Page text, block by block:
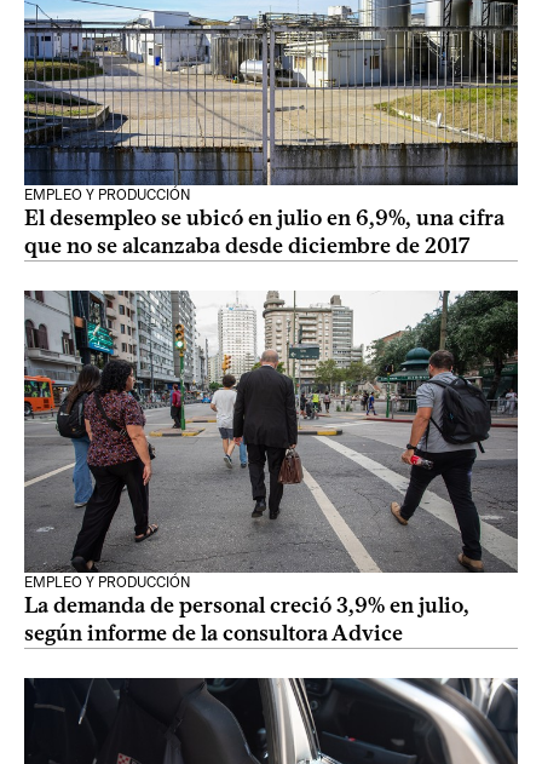
EMPLEO Y PRODUCCIÓN
El desempleo se ubicó en julio en 6,9%, una cifra
que no se alcanzaba desde diciembre de 2017
EMPLEO Y PRODUCCIÓN
La demanda de personal creció 3,9% en julio,
según informe de la consultora Advice